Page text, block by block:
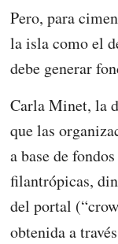
Pero, para
la isla como el
debe generar
Carla Minet, la
que las
a base de
filantrópicas,
del portal
obtenida a